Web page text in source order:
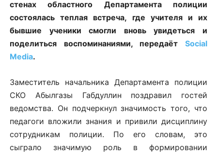
стенах областного Департамента полиции
состоялась теплая встреча, где учителя и их
бывшие ученики смогли вновь увидеться и
поделиться воспоминаниями, передаёт Social
Media.
Заместитель начальника Департамента полиции
СКО Абылгазы Габдуллин поздравил гостей
ведомства. Он подчеркнул значимость того, что
педагоги вложили знания и привили дисциплину
сотрудникам полиции. По его словам, это
сыграло значимую роль в формировании